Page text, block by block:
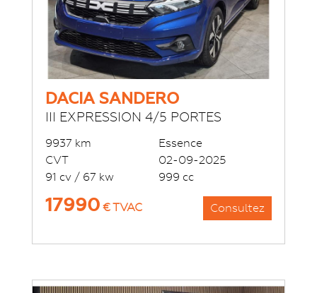
DACIA SANDERO
III EXPRESSION 4/5 PORTES
9937 km
CVT
91 cv / 67 kw
Essence
02-09-2025
999 cc
Consultez
17990€ TVAC